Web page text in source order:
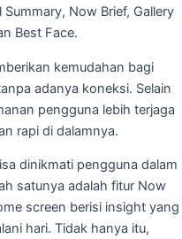
Now Brief, Gallery
Best Face.
kemudahan bagi
adanya koneksi. Selain
pengguna lebih terjaga
rapi di dalamnya.
dinikmati pengguna dalam
satunya adalah fitur Now
screen berisi insight yang
hari. Tidak hanya itu,